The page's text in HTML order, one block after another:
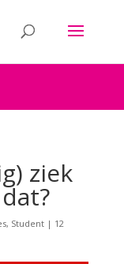
ziek
, Student| 12